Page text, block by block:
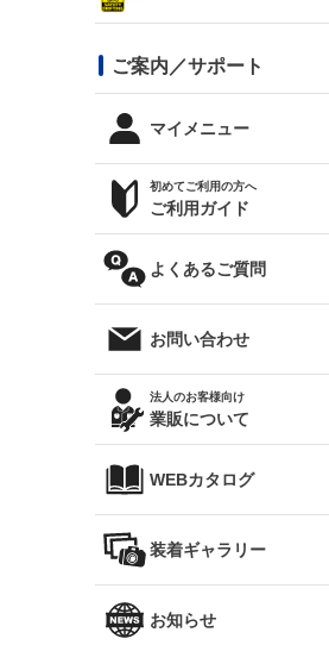
スタイリッシュライン
ボンネット
カナード
外装・補修パーツ
オリジンアーム(足回り)
レンズ
マフラー
リアウイング
リアゲート
メンテナンスパーツ
DTM:exclusive
まつど家 鉄八
JZX110 マークⅡ
ハイエース
レビン
トレノ
マークX
クラウン
クラウンマジェスタ
アリスト
ソアラ
シルビア S14 前期
シルビア S15
180SX
ワンビア
Z32 フェアレディZ
R34 スカイライン
RX-7
スバル
BRZ
レクサス
三菱
デリカ D:5
軽自動車
汎用
コンバットアイ用ライト
オプションタイヤ
サマータイヤ
ジムニー用タイヤ
ハイエース・バン用タイ
ホイールナット
ステッカー
トップス(半袖)
トップス(長袖)
パーカー
オーバーオール(つなぎ)
タオル
帽子
バッグ
ファッション小物
ご案内／サポート
マイメニュー
ログインする
お気に入りリスト
クーポンを見る
閲覧履歴
ニュースレターお申し込み
初めてご利用の方へ
ご利用ガイド
よくあるご質問
お問い合わせ
法人のお客様向け
業販について
WEBカタログ
装着ギャラリー
お知らせ